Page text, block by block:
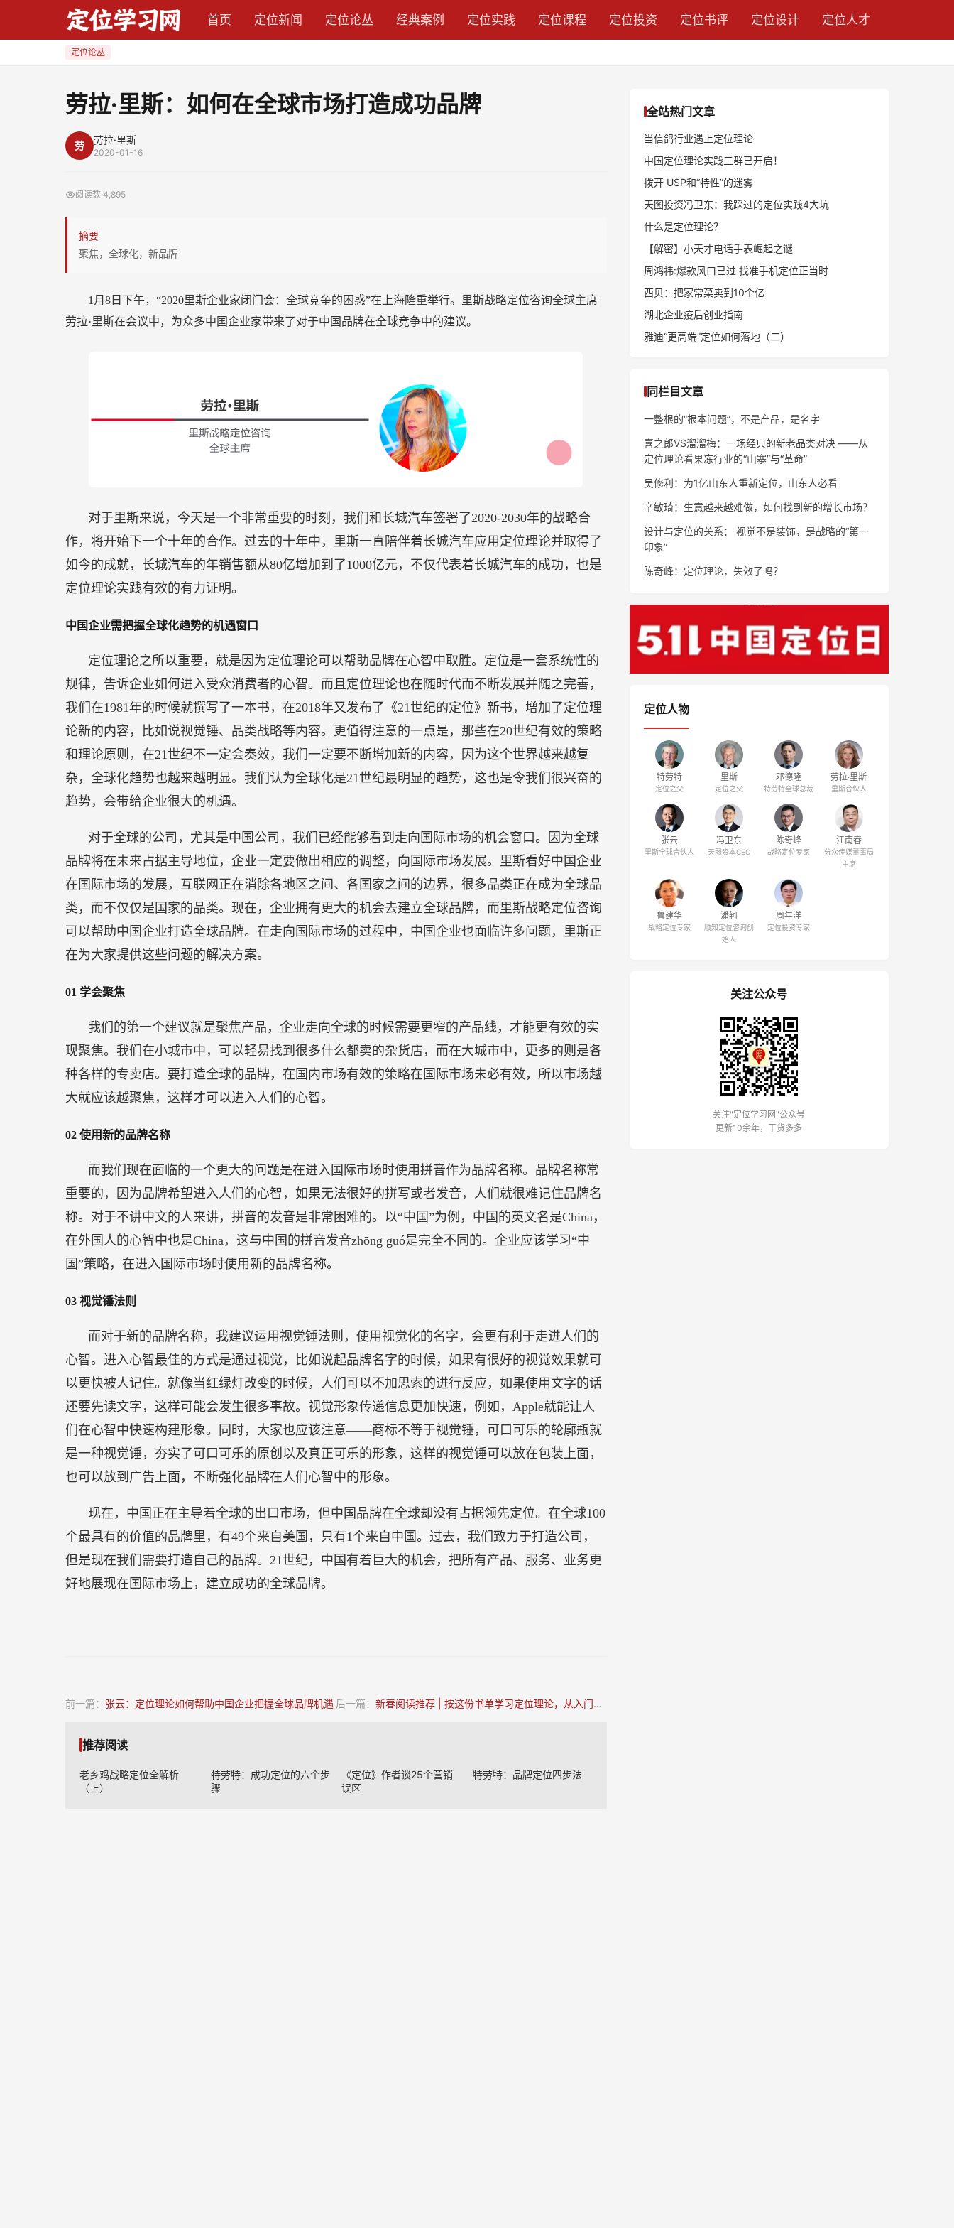
首页 定位新闻 定位论丛 经典案例 定位实践 定位课程 定位投资 定位书评 定位设计 定位人才
定位论丛
劳拉·里斯：如何在全球市场打造成功品牌
劳 劳拉·里斯
2020-01-16
阅读数 4,895
摘要
聚焦，全球化，新品牌
1月8日下午，“2020里斯企业家闭门会：全球竞争的困惑”在上海隆重举行。里斯战略定位咨询全球主席
劳拉·里斯在会议中，为众多中国企业家带来了对于中国品牌在全球竞争中的建议。
对于里斯来说，今天是一个非常重要的时刻，我们和长城汽车签署了2020-2030年的战略合
作，将开始下一个十年的合作。过去的十年中，里斯一直陪伴着长城汽车应用定位理论并取得了
如今的成就，长城汽车的年销售额从80亿增加到了1000亿元，不仅代表着长城汽车的成功，也是
定位理论实践有效的有力证明。
中国企业需把握全球化趋势的机遇窗口
定位理论之所以重要，就是因为定位理论可以帮助品牌在心智中取胜。定位是一套系统性的
规律，告诉企业如何进入受众消费者的心智。而且定位理论也在随时代而不断发展并随之完善，
我们在1981年的时候就撰写了一本书，在2018年又发布了《21世纪的定位》新书，增加了定位理
论新的内容，比如说视觉锤、品类战略等内容。更值得注意的一点是，那些在20世纪有效的策略
和理论原则，在21世纪不一定会奏效，我们一定要不断增加新的内容，因为这个世界越来越复
杂，全球化趋势也越来越明显。我们认为全球化是21世纪最明显的趋势，这也是令我们很兴奋的
趋势，会带给企业很大的机遇。
对于全球的公司，尤其是中国公司，我们已经能够看到走向国际市场的机会窗口。因为全球
品牌将在未来占据主导地位，企业一定要做出相应的调整，向国际市场发展。里斯看好中国企业
在国际市场的发展，互联网正在消除各地区之间、各国家之间的边界，很多品类正在成为全球品
类，而不仅仅是国家的品类。现在，企业拥有更大的机会去建立全球品牌，而里斯战略定位咨询
可以帮助中国企业打造全球品牌。在走向国际市场的过程中，中国企业也面临许多问题，里斯正
在为大家提供这些问题的解决方案。
01 学会聚焦
我们的第一个建议就是聚焦产品，企业走向全球的时候需要更窄的产品线，才能更有效的实
现聚焦。我们在小城市中，可以轻易找到很多什么都卖的杂货店，而在大城市中，更多的则是各
种各样的专卖店。要打造全球的品牌，在国内市场有效的策略在国际市场未必有效，所以市场越
大就应该越聚焦，这样才可以进入人们的心智。
02 使用新的品牌名称
而我们现在面临的一个更大的问题是在进入国际市场时使用拼音作为品牌名称。品牌名称常
重要的，因为品牌希望进入人们的心智，如果无法很好的拼写或者发音，人们就很难记住品牌名
称。对于不讲中文的人来讲，拼音的发音是非常困难的。以“中国”为例，中国的英文名是China，
在外国人的心智中也是China，这与中国的拼音发音zhōng guó是完全不同的。企业应该学习“中
国”策略，在进入国际市场时使用新的品牌名称。
03 视觉锤法则
而对于新的品牌名称，我建议运用视觉锤法则，使用视觉化的名字，会更有利于走进人们的
心智。进入心智最佳的方式是通过视觉，比如说起品牌名字的时候，如果有很好的视觉效果就可
以更快被人记住。就像当红绿灯改变的时候，人们可以不加思索的进行反应，如果使用文字的话
还要先读文字，这样可能会发生很多事故。视觉形象传递信息更加快速，例如，Apple就能让人
们在心智中快速构建形象。同时，大家也应该注意——商标不等于视觉锤，可口可乐的轮廓瓶就
是一种视觉锤，夯实了可口可乐的原创以及真正可乐的形象，这样的视觉锤可以放在包装上面，
也可以放到广告上面，不断强化品牌在人们心智中的形象。
现在，中国正在主导着全球的出口市场，但中国品牌在全球却没有占据领先定位。在全球100
个最具有的价值的品牌里，有49个来自美国，只有1个来自中国。过去，我们致力于打造公司，
但是现在我们需要打造自己的品牌。21世纪，中国有着巨大的机会，把所有产品、服务、业务更
好地展现在国际市场上，建立成功的全球品牌。
前一篇： 张云：定位理论如何帮助中国企业把握全球品牌机遇 后一篇：新春阅读推荐 | 按这份书单学习定位理论，从入门到精通全掌握！
推荐阅读
老乡鸡战略定位全解析
（上）
特劳特：成功定位的六个步
骤
《定位》作者谈25个营销
误区
特劳特：品牌定位四步法
全站热门文章
当信鸽行业遇上定位理论
中国定位理论实践三群已开启！
拨开 USP和“特性”的迷雾
天图投资冯卫东：我踩过的定位实践4大坑
什么是定位理论？
【解密】小天才电话手表崛起之谜
周鸿祎:爆款风口已过 找准手机定位正当时
西贝：把家常菜卖到10个亿
湖北企业疫后创业指南
雅迪“更高端”定位如何落地（二）
同栏目文章
一整根的“根本问题”，不是产品，是名字
喜之郎VS溜溜梅：一场经典的新老品类对决 ——从
定位理论看果冻行业的“山寨”与“革命”
吴修利：为1亿山东人重新定位，山东人必看
辛敏琦：生意越来越难做，如何找到新的增长市场？
设计与定位的关系： 视觉不是装饰，是战略的“第一
印象”
陈奇峰：定位理论，失效了吗？
定位人物
特劳特
定位之父
里斯
定位之父
邓德隆
特劳特全球总裁
劳拉·里斯
里斯合伙人
张云
里斯全球合伙人
冯卫东
天图资本CEO
陈奇峰
战略定位专家
江南春
分众传媒董事局
主席
鲁建华
战略定位专家
潘轲
顺知定位咨询创
始人
周年洋
定位投资专家
关注公众号
关注"定位学习网"公众号
更新10余年，干货多多